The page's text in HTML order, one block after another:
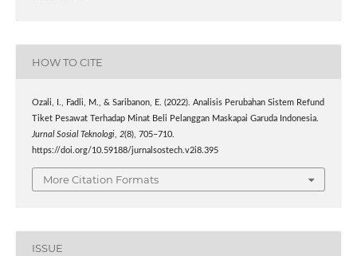
HOW TO CITE
Ozali, I., Fadli, M., & Saribanon, E. (2022). Analisis Perubahan Sistem Refund
Tiket Pesawat Terhadap Minat Beli Pelanggan Maskapai Garuda Indonesia.
Jurnal Sosial Teknologi, 2(8), 705–710.
https://doi.org/10.59188/jurnalsostech.v2i8.395
More Citation Formats
ISSUE